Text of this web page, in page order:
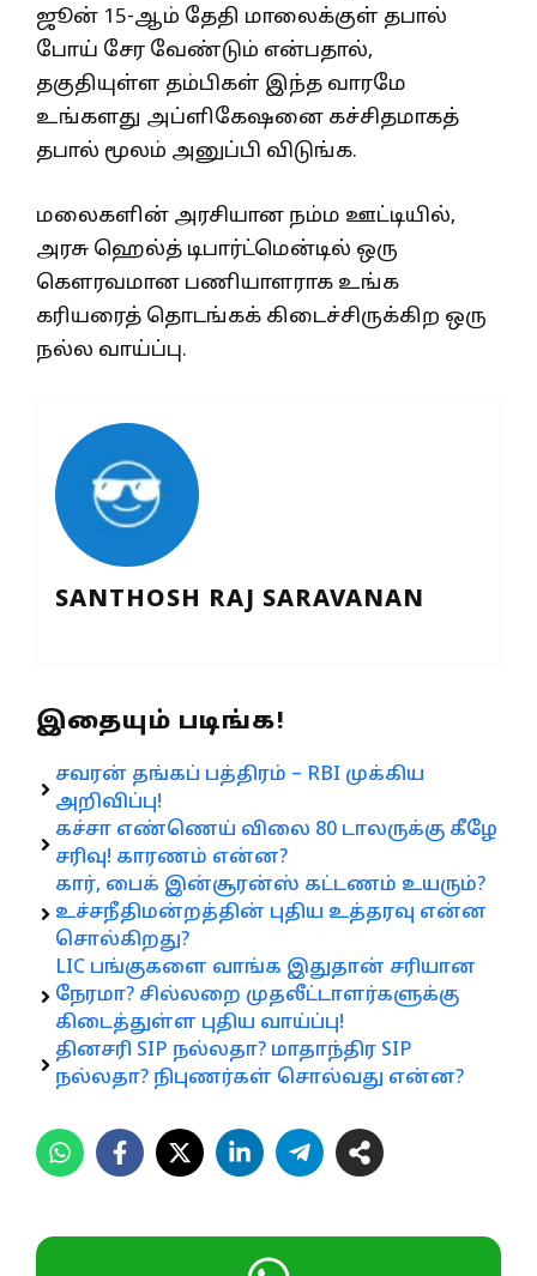
ஜூன் 15-ஆம் தேதி மாலைக்குள் தபால்
போய் சேர வேண்டும் என்பதால்,
தகுதியுள்ள தம்பிகள் இந்த வாரமே
உங்களது அப்ளிகேஷனை கச்சிதமாகத்
தபால் மூலம் அனுப்பி விடுங்க.
மலைகளின் அரசியான நம்ம ஊட்டியில்,
அரசு ஹெல்த் டிபார்ட்மென்டில் ஒரு
கௌரவமான பணியாளராக உங்க
கரியரைத் தொடங்கக் கிடைச்சிருக்கிற ஒரு
நல்ல வாய்ப்பு.
SANTHOSH RAJ SARAVANAN
இதையும் படிங்க!
சவரன் தங்கப் பத்திரம் – RBI முக்கிய
அறிவிப்பு!
கச்சா எண்ணெய் விலை 80 டாலருக்கு கீழே
சரிவு! காரணம் என்ன?
கார், பைக் இன்சூரன்ஸ் கட்டணம் உயரும்?
உச்சநீதிமன்றத்தின் புதிய உத்தரவு என்ன
சொல்கிறது?
LIC பங்குகளை வாங்க இதுதான் சரியான
நேரமா? சில்லறை முதலீட்டாளர்களுக்கு
கிடைத்துள்ள புதிய வாய்ப்பு!
தினசரி SIP நல்லதா? மாதாந்திர SIP
நல்லதா? நிபுணர்கள் சொல்வது என்ன?